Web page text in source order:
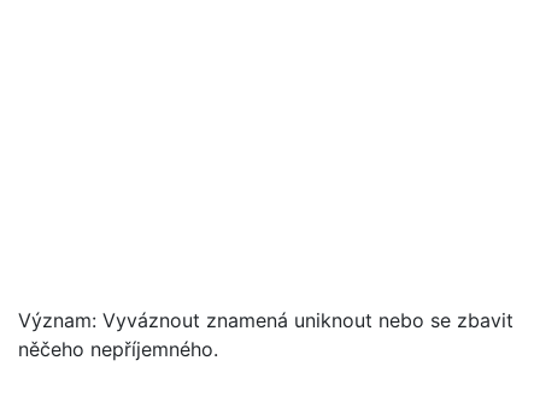
Význam: Vyváznout znamená uniknout nebo se zbavit
něčeho nepříjemného.